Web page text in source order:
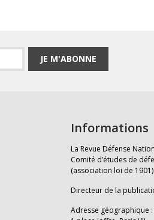
JE M'ABONNE
Informations
La Revue Défense
Comité d’études de
(association loi de 1901)
Directeur de la
Adresse géographique